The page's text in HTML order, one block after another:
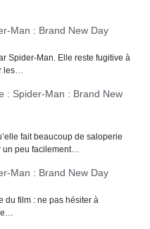
Man : Brand New Day
Spider-Man. Elle reste fugitive à
les…
: Spider-Man : Brand New
fait beaucoup de saloperie
peu facilement…
Man : Brand New Day
du film : ne pas hésiter à